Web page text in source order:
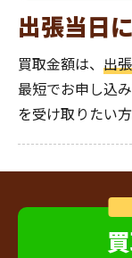
出張当日
買取金額は、 出
最短でお申し込
を受け取りたい